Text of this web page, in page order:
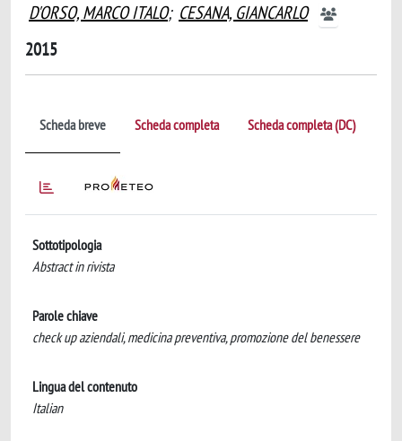
D'ORSO, MARCO ITALO; CESANA, GIANCARLO
2015
Scheda breve Scheda completa Scheda completa (DC)
Sottotipologia
Abstract in rivista
Parole chiave
check up aziendali, medicina preventiva, promozione del benessere
Lingua del contenuto
Italian